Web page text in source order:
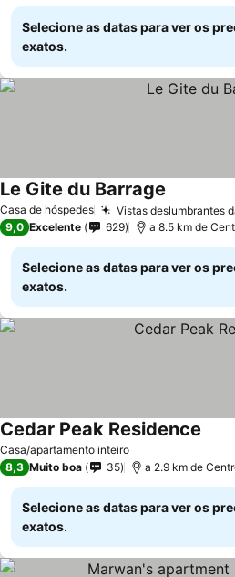
Selecione as datas para ver os
exatos.
Casa de hóspedes Vistas deslumbrantes
Le Gite du Barrage
9,0 Excelente 629 a 8.5 km de
Selecione as datas para ver os
exatos.
Casa/apartamento inteiro
Cedar Peak Residence
8,3 Muito boa 35 a 2.9 km de
Selecione as datas para ver os
exatos.